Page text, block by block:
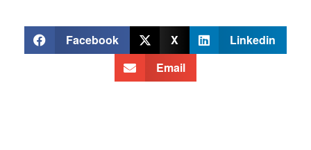
Facebook X
Linkedin
Email